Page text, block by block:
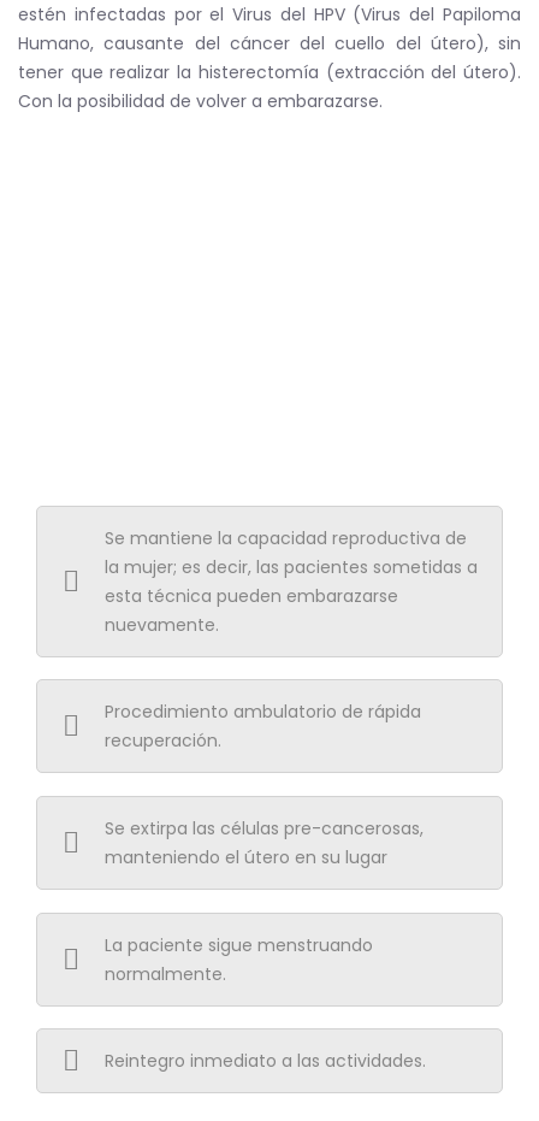
estén infectadas por el Virus del HPV (Virus del Papiloma
Humano, causante del cáncer del cuello del útero), sin
tener que realizar la histerectomía (extracción del útero).
Con la posibilidad de volver a embarazarse.
Se mantiene la capacidad reproductiva de
la mujer; es decir, las pacientes sometidas a
esta técnica pueden embarazarse
nuevamente.
Procedimiento ambulatorio de rápida
recuperación.
Se extirpa las células pre-cancerosas,
manteniendo el útero en su lugar
La paciente sigue menstruando
normalmente.
Reintegro inmediato a las actividades.